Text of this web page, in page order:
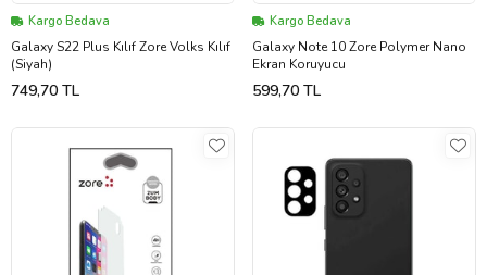
Kargo Bedava
Galaxy S22 Plus Kılıf Zore Volks Kılıf
(Siyah)
749,70 TL
Kargo Bedava
Galaxy Note 10 Zore Polymer Nano
Ekran Koruyucu
599,70 TL